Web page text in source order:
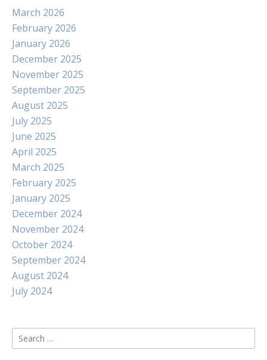
March 2026
February 2026
January 2026
December 2025
November 2025
September 2025
August 2025
July 2025
June 2025
April 2025
March 2025
February 2025
January 2025
December 2024
November 2024
October 2024
September 2024
August 2024
July 2024
Search
for: